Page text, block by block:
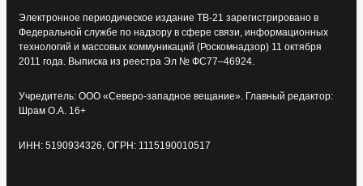
Электронное периодическое издание ТВ-21 зарегистрировано в
Федеральной службе по надзору в сфере связи, информационных
технологий и массовых коммуникаций (Роскомнадзор) 11 октября
2011 года. Выписка из реестра Эл № ФС77–46924.
Учредитель: ООО «Северо-западное вещание». Главный редактор:
Шрам О.А. 16+
ИНН: 5190934326, ОГРН: 1115190010517